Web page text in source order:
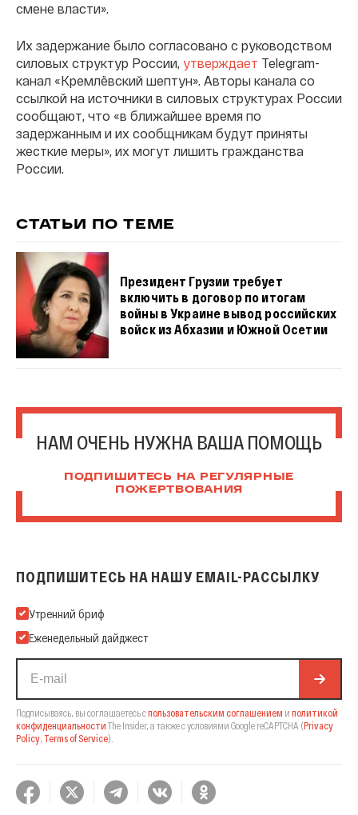
смене власти».
Их задержание было согласовано с руководством
силовых структур России, утверждает Telegram-
канал «Кремлёвский шептун». Авторы канала со
ссылкой на источники в силовых структурах России
сообщают, что «в ближайшее время по
задержанным и их сообщникам будут приняты
жесткие меры», их могут лишить гражданства
России.
СТАТЬИ ПО ТЕМЕ
Президент Грузии требует
включить в договор по итогам
войны в Украине вывод российских
войск из Абхазии и Южной Осетии
НАМ ОЧЕНЬ НУЖНА ВАША ПОМОЩЬ
ПОДПИШИТЕСЬ НА РЕГУЛЯРНЫЕ
ПОЖЕРТВОВАНИЯ
ПОДПИШИТЕСЬ НА НАШУ EMAIL-РАССЫЛКУ
Подпишитесь на нашу Email-рассылку
Утренний бриф
Еженедельный дайджест
Подписываясь, вы соглашаетесь спользовательским соглашением и политикой
конфиденциальности The Insider, а также с условиями Google reCAPTCHA (Privacy
Policy, Terms of Service).